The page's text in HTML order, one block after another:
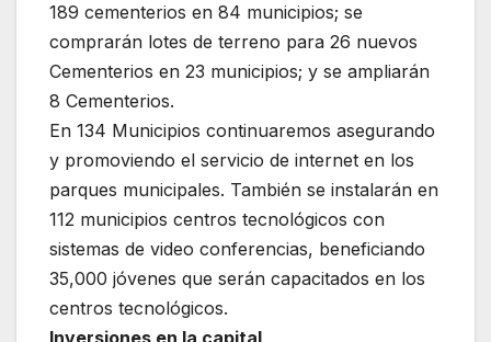
189 cementerios en 84 municipios; se
comprarán lotes de terreno para 26 nuevos
Cementerios en 23 municipios; y se ampliarán
8 Cementerios.
En 134 Municipios continuaremos asegurando
y promoviendo el servicio de internet en los
parques municipales. También se instalarán en
112 municipios centros tecnológicos con
sistemas de video conferencias, beneficiando
35,000 jóvenes que serán capacitados en los
centros tecnológicos.